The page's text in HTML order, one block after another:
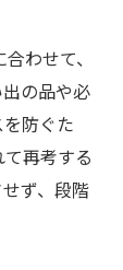
わせて、
の品や必
防ぐた
再考する
ず、段階